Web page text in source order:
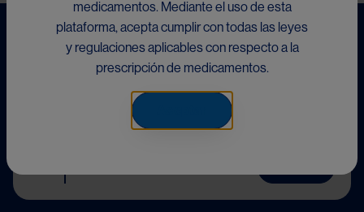
paciente embarazada 2025
medicamentos. Mediante el uso de esta
plataforma, acepta cumplir con todas las leyes
y regulaciones aplicables con respecto a la
prescripción de medicamentos.